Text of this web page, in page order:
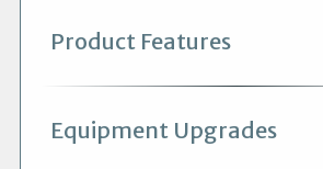
Product Features
Equipment Upgrades